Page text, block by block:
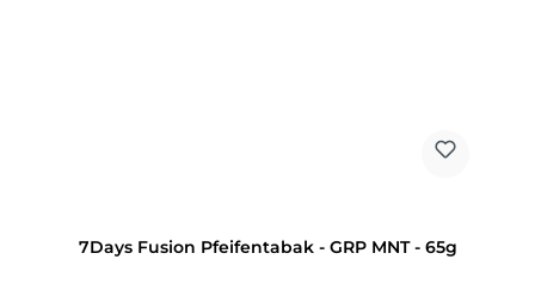
7Days Fusion Pfeifentabak - GRP MNT - 65g